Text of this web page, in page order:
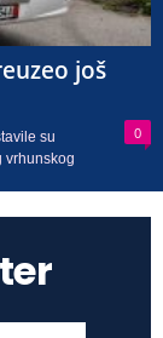
još
0
su
vrhunskog